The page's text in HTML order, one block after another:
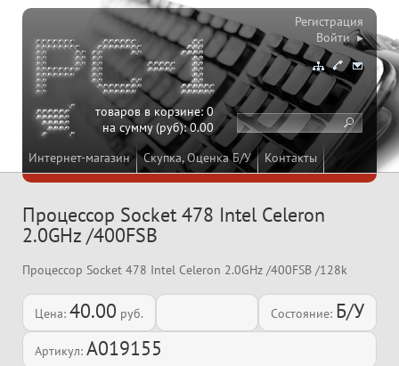
Интернет-магазин Скупка, Оценка Б/У Контакты
товаров в корзине:0
на сумму (руб):0.00
Регистрация
Войти ▸
Процессор Socket 478 Intel Celeron
2.0GHz /400FSB
Процессор Socket 478 Intel Celeron 2.0GHz /400FSB /128k
Цена: 40.00 руб. Состояние: Б/У
Артикул: A019155